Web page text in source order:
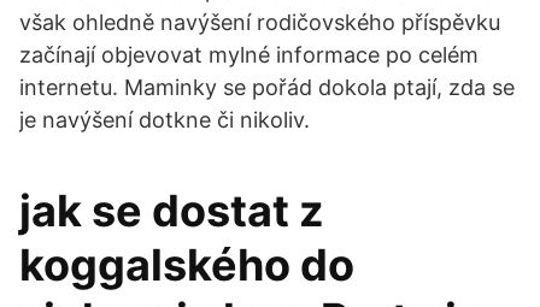
však ohledně navýšení rodičovského příspěvku
začínají objevovat mylné informace po celém
internetu. Maminky se pořád dokola ptají, zda se
je navýšení dotkne či nikoliv.
jak se dostat z
koggalského do